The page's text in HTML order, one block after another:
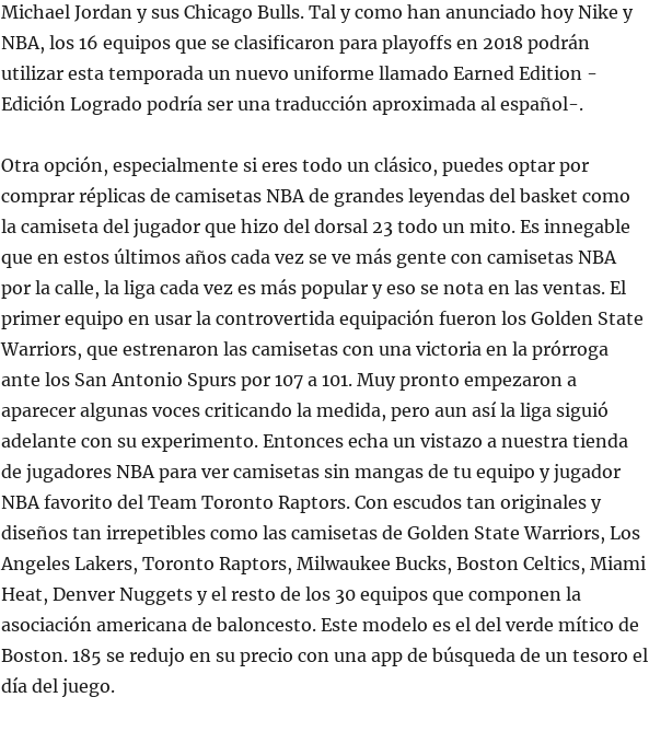
Michael Jordan y sus Chicago Bulls. Tal y como han anunciado hoy Nike y
NBA, los 16 equipos que se clasificaron para playoffs en 2018 podrán
utilizar esta temporada un nuevo uniforme llamado Earned Edition -
Edición Logrado podría ser una traducción aproximada al español-.
Otra opción, especialmente si eres todo un clásico, puedes optar por
comprar réplicas de camisetas NBA de grandes leyendas del basket como
la camiseta del jugador que hizo del dorsal 23 todo un mito. Es innegable
que en estos últimos años cada vez se ve más gente con camisetas NBA
por la calle, la liga cada vez es más popular y eso se nota en las ventas. El
primer equipo en usar la controvertida equipación fueron los Golden State
Warriors, que estrenaron las camisetas con una victoria en la prórroga
ante los San Antonio Spurs por 107 a 101. Muy pronto empezaron a
aparecer algunas voces criticando la medida, pero aun así la liga siguió
adelante con su experimento. Entonces echa un vistazo a nuestra tienda
de jugadores NBA para ver camisetas sin mangas de tu equipo y jugador
NBA favorito del Team Toronto Raptors. Con escudos tan originales y
diseños tan irrepetibles como las camisetas de Golden State Warriors, Los
Angeles Lakers, Toronto Raptors, Milwaukee Bucks, Boston Celtics, Miami
Heat, Denver Nuggets y el resto de los 30 equipos que componen la
asociación americana de baloncesto. Este modelo es el del verde mítico de
Boston. 185 se redujo en su precio con una app de búsqueda de un tesoro el
día del juego.